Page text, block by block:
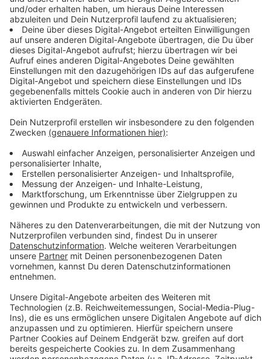
deutsch-ukrainische Verein "Blau-Gelbes Kreuz" zu
einer Kundgebung für die Ukraine und für den Schutz
der Demokratie auf dem Schadowplatz ein. Dort
werden unter anderem Düsseldorfs
Oberbürgermeister Stephan Keller und die ukrainische
Generalkonsulin Iryna Shum zu Wort kommen. Als
Zeichen der Solidarität wird außerdem morgen an allen
Behörden und Einrichtungen in NRW die ukrainische
Flagge gehisst.
Anzeige
Weitere Infos und Links zum Thema:
Anzeige
Freies Russland NRW
Innenminister Reul empfiehlt: Ukrainische Flagge auf
Unser News-Ticker zum russischen Angriffskrieg
Anzeige